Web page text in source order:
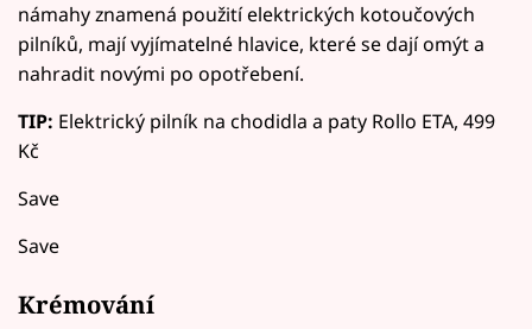
námahy znamená použití elektrických kotoučových
pilníků, mají vyjímatelné hlavice, které se dají omýt a
nahradit novými po opotřebení.
TIP: Elektrický pilník na chodidla a paty Rollo ETA, 499
Kč
Save
Save
Krémování